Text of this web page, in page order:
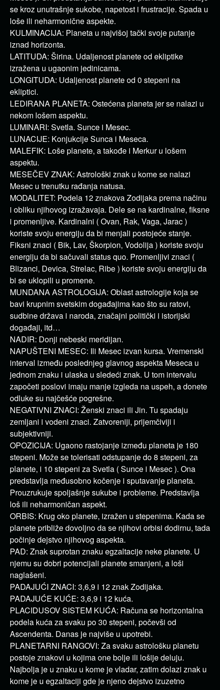
se kroz unutrašnje sukobe, napetost i frustracije. Spada u
loše ili neharmonične aspekte.
KULMINACIJA: Planeta u najvišoj tački svoje putanje
iznad horizonta.
LATITUDA: Širina. Udaljenost planete od ekliptike
izražena u ugaonim jedinicama.
LONGITUDA: Udaljenost planete od 0 stepeni na
ekliptici.
LEDIRANA PLANETA: Ostećena planeta jer se nalazi u
nekom lošem aspektu.
LUMINARI: Svetla. Sunce i Mesec.
LUNACIJE: Konjukcije Sunca i Meseca.
MALEFIK: Loše planete, a takođe i Merkur u lošem
aspektu.
MESEČEV ZNAK: Astrološki znak u kome se nalazi
Mesec u trenutku rađanja natusa.
MODALITET: Podela 12 znakova Zodijaka prema načinu
i obliku njihovog izražavaja. Dele se na kardinalne, fiksne
i promenljive. Kardinalni ( Ovan, Rak, Vaga, Jarac )
koriste svoju energiju da bi menjali postojeće stanje.
Fiksni znaci ( Bik, Lav, Škorpion, Vodolija ) koriste svoju
energiju da bi sačuvali status quo. Promenljivi znaci (
Blizanci, Devica, Strelac, Ribe ) koriste svoju energiju da
bi se uklopili u promene.
MUNDANA ASTROLOGIJA: Oblast astrologije koja se
bavi krupnim svetskim događajima kao što su ratovi,
sudbine država i naroda, značajni politički i istorijski
događaji, itd…
NADIR: Donji nebeski meridijan.
NAPUŠTENI MESEC: Ili Mesec izvan kursa. Vremenski
interval između poslednjeg glavnog aspekta Meseca u
jednom znaku i ulaska u sledeći znak. U tom intervalu
započeti poslovi imaju manje izgleda na uspeh, a donete
odluke su najčešće pogrešne.
NEGATIVNI ZNACI: Ženski znaci ili Jin. Tu spadaju
zemljani i vodeni znaci. Zatvoreniji, prijemčiviji i
subjektivniji.
OPOZICIJA: Ugaono rastojanje između planeta je 180
stepeni. Može se tolerisati odstupanje do 8 stepeni, za
planete, i 10 stepeni za Svetla ( Sunce i Mesec ). Ona
predstavlja međusobno kočenje i sputavanje planeta.
Prouzrukuje spoljašnje sukube i probleme. Predstavlja
loš ili neharmoničan aspekt.
ORBIS: Krug oko planete, izražen u stepenima. Kada se
planete približe dovoljno da se njihovi orbisi dodirnu, tada
počinje dejstvo njihovog aspekta.
PAD: Znak suprotan znaku egzaltacije neke planete. U
njemu su dobri potencijali planete smanjeni, a loši
naglašeni.
PADAJUĆI ZNACI: 3,6,9 i 12 znak Zodijaka.
PADAJUĆE KUĆE: 3,6,9 i 12 kuća.
PLACIDUSOV SISTEM KUĆA: Računa se horizontalna
podela kuća za svaku po 30 stepeni, počevši od
Ascendenta. Danas je najviše u upotrebi.
PLANETARNI RANGOVI: Za svaku astrološku planetu
postoje znakovi u kojima one bolje ili lošije deluju.
Najbolja je u znaku u kome je vladar, zatim dolazi znak u
kome je u egzaltaciji gde je njeno dejstvo izuzetno